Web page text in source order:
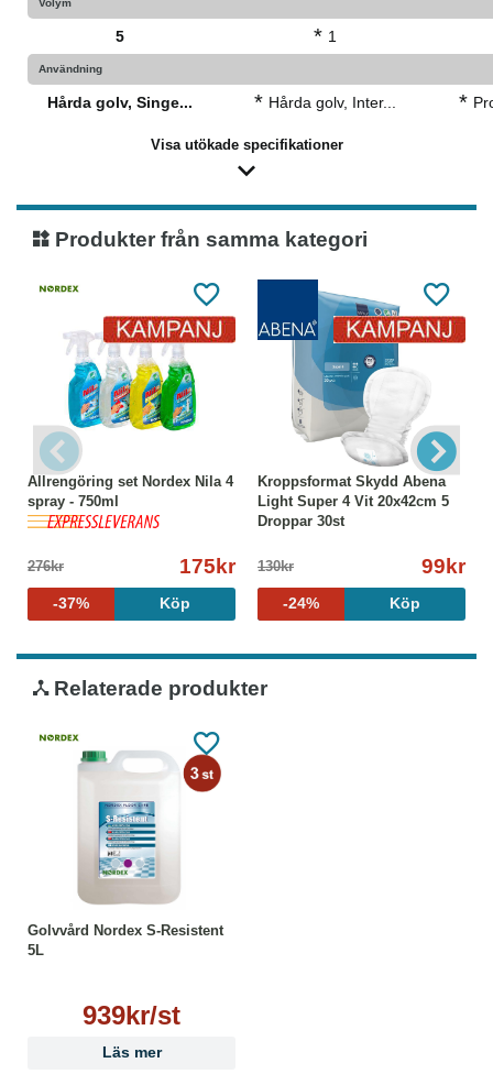
Volym
5 * 1
Användning
Hårda golv, Singe... * Hårda golv, Inter... *
Visa utökade specifikationer
Produkter från samma kategori
Allrengöring set Nordex Nila 4
spray - 750ml
276kr 175kr
-37% Köp
Kroppsformat Skydd Abena
Light Super 4 Vit 20x42cm 5
Droppar 30st
130kr 99kr
-24% Köp
Relaterade produkter
Golvvård Nordex S-Resistent
5L
939kr/st
Läs mer